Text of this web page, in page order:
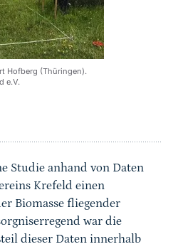
Hofberg (Thüringen).
e.V.
Studie anhand von Daten
Krefeld einen
Biomasse fliegender
war die
dieser Daten innerhalb